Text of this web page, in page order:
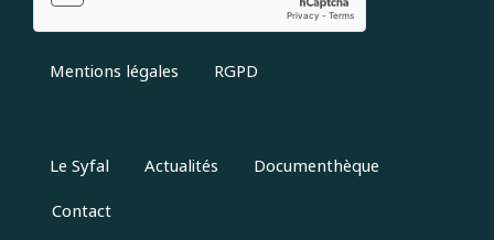
Mentions légales RGPD
Le Syfal Actualités
Documenthèque
Contact